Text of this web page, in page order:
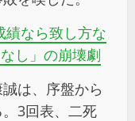
績なら致し方な
し」の崩壊劇
は、序盤から
3回表、二死